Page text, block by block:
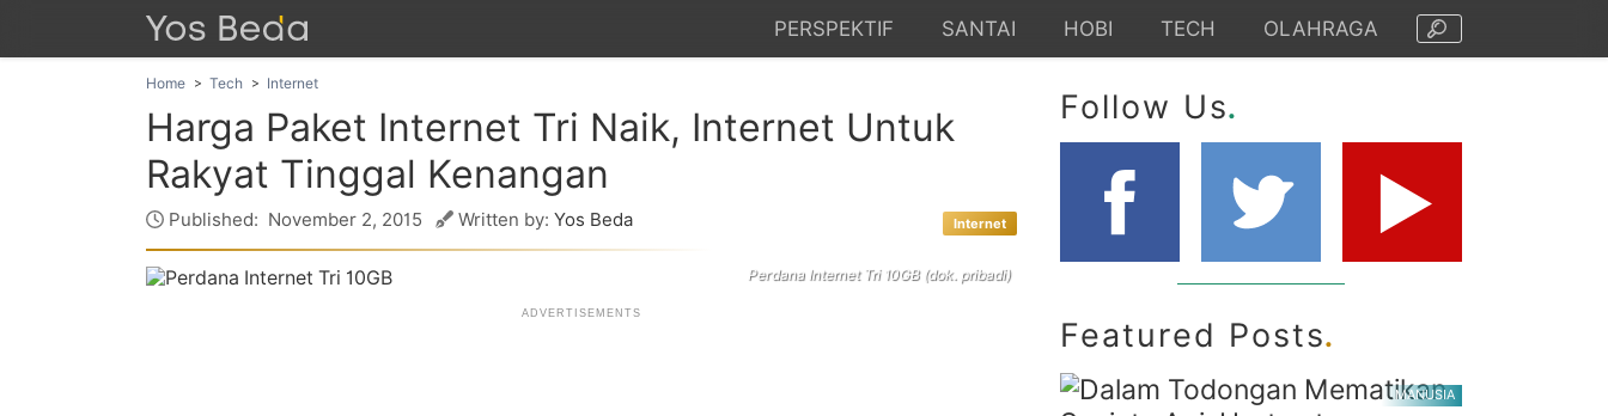
PERSPEKTIF SANTAI HOBI TECH OLAHRAGA
Home Tech Internet
Harga Paket Internet Tri Naik, Internet Untuk
Rakyat Tinggal Kenangan
Published: November 2, 2015 Written by: Yos Beda Internet
Perdana Internet Tri 10GB (dok. pribadi)
Follow Us.
Featured Posts.
MANUSIA